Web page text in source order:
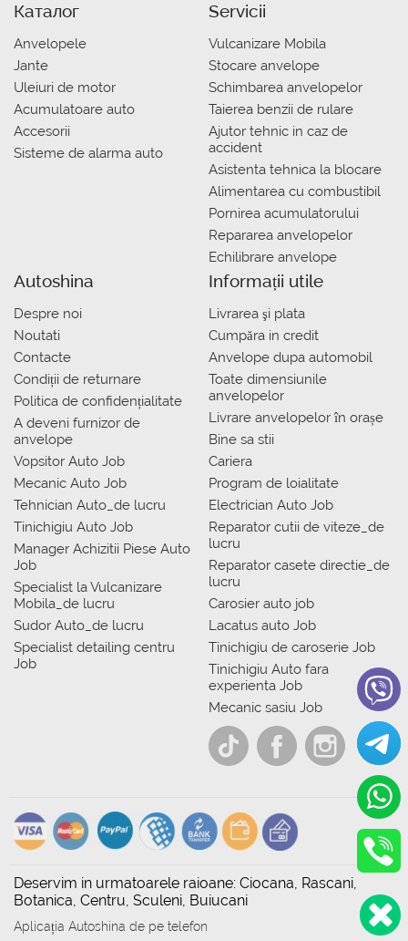
Каталог
Anvelopele
Jante
Uleiuri de motor
Acumulatoare auto
Accesorii
Sisteme de alarma auto
Servicii
Vulcanizare Mobila
Stocare anvelope
Schimbarea anvelopelor
Taierea benzii de rulare
Ajutor tehnic in caz de
accident
Asistenta tehnica la blocare
Alimentarea cu combustibil
Pornirea acumulatorului
Repararea anvelopelor
Echilibrare anvelope
Autoshina
Despre noi
Noutati
Contacte
Condiții de returnare
Politica de confidențialitate
A deveni furnizor de
anvelope
Vopsitor Auto Job
Mecanic Auto Job
Tehnician Auto_de lucru
Tinichigiu Auto Job
Manager Achizitii Piese Auto
Job
Specialist la Vulcanizare
Mobila_de lucru
Sudor Auto_de lucru
Specialist detailing centru
Job
Informații utile
Livrarea şi plata
Сumpăra in credit
Anvelope dupa automobil
Toate dimensiunile
anvelopelor
Livrare anvelopelor în orașe
Bine sa stii
Cariera
Program de loialitate
Electrician Auto Job
Reparator cutii de viteze_de
lucru
Reparator casete directie_de
lucru
Carosier auto job
Lacatus auto Job
Tinichigiu de caroserie Job
Tinichigiu Auto fara
experienta Job
Mecanic sasiu Job
Deservim in urmatoarele raioane: Ciocana, Rascani,
Botanica, Centru, Sculeni, Buiucani
Aplicația Autoshina de pe telefon